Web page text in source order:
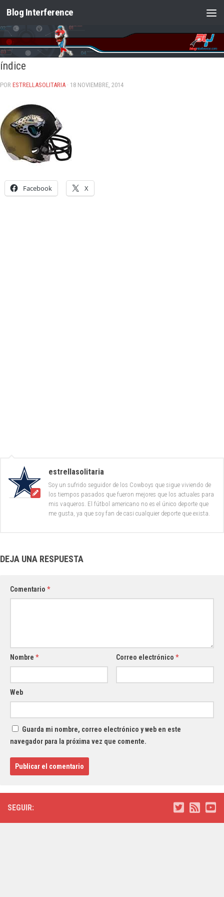
Saltar al contenido
Blog Interference
índice
POR ESTRELLASOLITARIA · 18 NOVIEMBRE, 2014
Facebook X
estrellasolitaria
Soy un sufrido seguidor de los Cowboys que sigue viviendo de
los tiempos pasados que fueron mejores que los actuales para
mis vaqueros. El fútbol americano no es el único deporte que
me gusta, ya que soy fan de casi cualquier deporte que exista.
DEJA UNA RESPUESTA
Comentario *
Nombre * Correo electrónico*
Web
Guarda mi nombre, correo electrónico y web en este
navegador para la próxima vez que comente.
SEGUIR: